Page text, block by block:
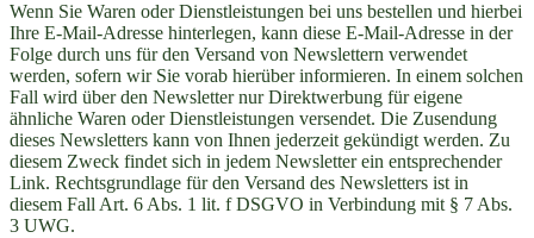
Wenn Sie Waren oder Dienstleistungen bei uns bestellen und hierbei
Ihre E-Mail-Adresse hinterlegen, kann diese E-Mail-Adresse in der
Folge durch uns für den Versand von Newslettern verwendet
werden, sofern wir Sie vorab hierüber informieren. In einem solchen
Fall wird über den Newsletter nur Direktwerbung für eigene
ähnliche Waren oder Dienstleistungen versendet. Die Zusendung
dieses Newsletters kann von Ihnen jederzeit gekündigt werden. Zu
diesem Zweck findet sich in jedem Newsletter ein entsprechender
Link. Rechtsgrundlage für den Versand des Newsletters ist in
diesem Fall Art. 6 Abs. 1 lit. f DSGVO in Verbindung mit § 7 Abs.
3 UWG.